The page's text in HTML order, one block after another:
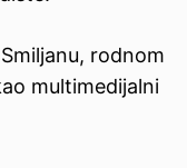
rodnom
multimedijalni